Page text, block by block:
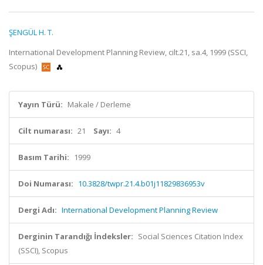
ŞENGÜL H. T.
International Development Planning Review, cilt.21, sa.4, 1999 (SSCI,
Scopus)
Yayın Türü: Makale / Derleme
Cilt numarası: 21 Sayı: 4
Basım Tarihi: 1999
Doi Numarası: 10.3828/twpr.21.4.b01j11829836953v
Dergi Adı: International Development Planning Review
Derginin Tarandığı İndeksler: Social Sciences Citation Index
(SSCI), Scopus